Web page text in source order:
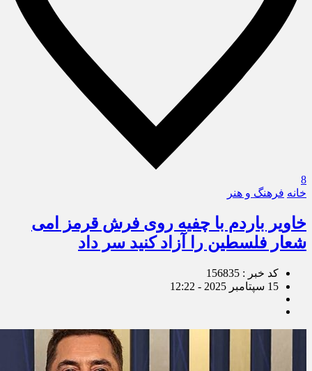
8
خانه فرهنگ و هنر
خاویر باردم با چفیه روی فرش قرمز امی
شعار فلسطین را آزاد کنید سر داد
کد خبر : 156835
15 سپتامبر 2025 - 12:22